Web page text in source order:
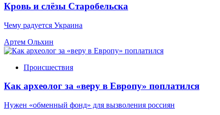
Кровь и слёзы Старобельска
Чему радуется Украина
Артем Ольхин
Происшествия
Как археолог за «веру в Европу» поплатился
Нужен «обменный фонд» для вызволения россиян